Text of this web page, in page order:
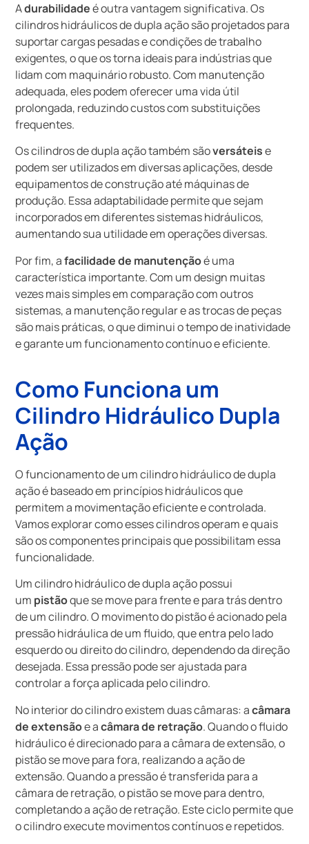
Adurabilidadeé outra vantagem significativa. Os
cilindros hidráulicos de dupla ação são projetados para
suportar cargas pesadas e condições de trabalho
exigentes, o que os torna ideais para indústrias que
lidam com maquinário robusto. Com manutenção
adequada, eles podem oferecer uma vida útil
prolongada, reduzindo custos com substituições
frequentes.
Os cilindros de dupla ação também sãoversáteise
podem ser utilizados em diversas aplicações, desde
equipamentos de construção até máquinas de
produção. Essa adaptabilidade permite que sejam
incorporados em diferentes sistemas hidráulicos,
aumentando sua utilidade em operações diversas.
Por fim, afacilidade de manutençãoé uma
característica importante. Com um design muitas
vezes mais simples em comparação com outros
sistemas, a manutenção regular e as trocas de peças
são mais práticas, o que diminui o tempo de inatividade
e garante um funcionamento contínuo e eficiente.
Como Funciona um
Cilindro Hidráulico Dupla
Ação
O funcionamento de um cilindro hidráulico de dupla
ação é baseado em princípios hidráulicos que
permitem a movimentação eficiente e controlada.
Vamos explorar como esses cilindros operam e quais
são os componentes principais que possibilitam essa
funcionalidade.
Um cilindro hidráulico de dupla ação possui
um pistãoque se move para frente e para trás dentro
de um cilindro. O movimento do pistão é acionado pela
pressão hidráulica de um fluido, que entra pelo lado
esquerdo ou direito do cilindro, dependendo da direção
desejada. Essa pressão pode ser ajustada para
controlar a força aplicada pelo cilindro.
No interior do cilindro existem duas câmaras: acâmara
de extensãoe acâmara de retração. Quando o fluido
hidráulico é direcionado para a câmara de extensão, o
pistão se move para fora, realizando a ação de
extensão. Quando a pressão é transferida para a
câmara de retração, o pistão se move para dentro,
completando a ação de retração. Este ciclo permite que
o cilindro execute movimentos contínuos e repetidos.